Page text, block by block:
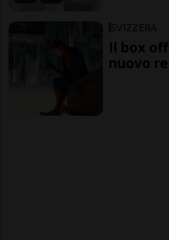
SVIZZERA
Il box
nuovo re